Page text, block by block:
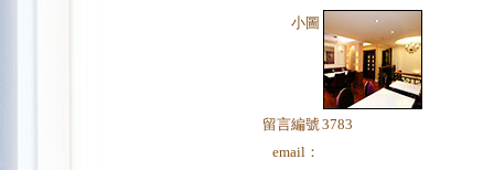
小圖
留言編號3783
email：